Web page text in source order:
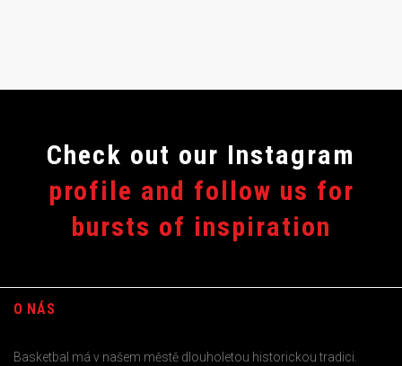
Сheck out our Instagram
profile and follow us for
bursts of inspiration
O NÁS
Basketbal má v našem městě dlouholetou historickou tradici.